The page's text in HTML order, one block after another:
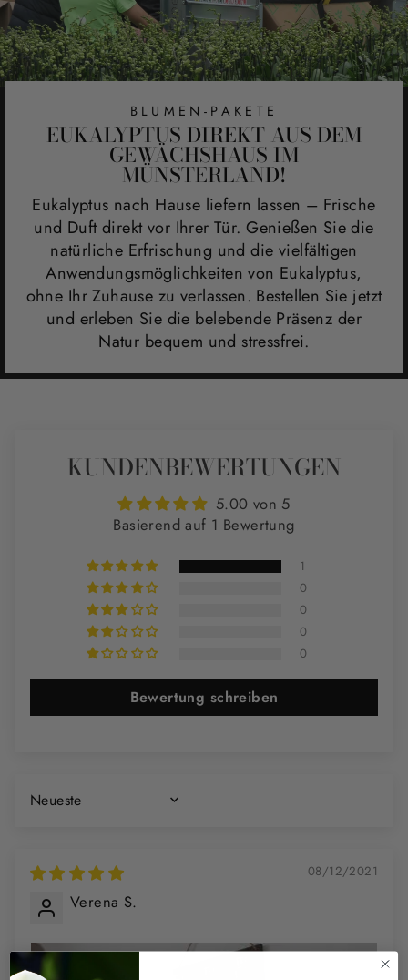
BLUMEN-PAKETE
EUKALYPTUS DIREKT AUS DEM
GEWÄCHSHAUS IM
MÜNSTERLAND!
Eukalyptus nach Hause liefern lassen – Frische
und Duft direkt vor Ihrer Tür. Genießen Sie die
natürliche Erfrischung und die vielfältigen
Anwendungsmöglichkeiten von Eukalyptus,
ohne Ihr Zuhause zu verlassen. Bestellen Sie jetzt
und erleben Sie die belebende Präsenz der
Natur bequem und stressfrei.
KUNDENBEWERTUNGEN
5.00 von 5
Basierend auf 1 Bewertung
1
0
0
0
0
Bewertung schreiben
SORT BY
08/12/2021
Verena S.